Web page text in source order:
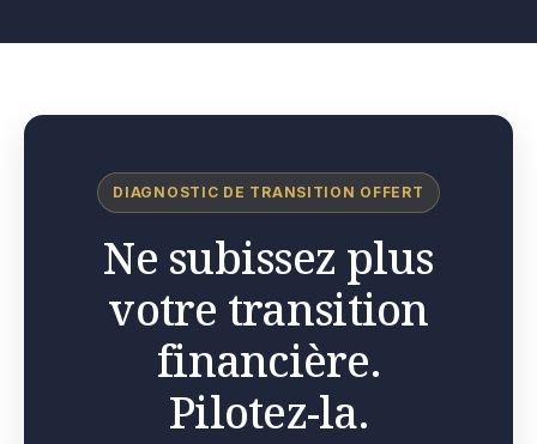
DIAGNOSTIC DE TRANSITION OFFERT
Ne subissez plus
votre transition
financière.
Pilotez-la.